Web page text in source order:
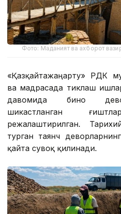
Фото: Маданият ва ахборот
«Қазқайтажаңарту» РДК
ва мадрасада тиклаш
давомида бино
шикастланган
режалаштирилган.
турган таянч
қайта сувоқ қилинади.